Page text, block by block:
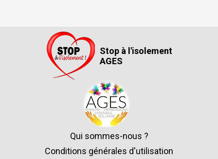
Stop à l'isolement
AGES
Qui sommes-nous ?
Conditions générales d'utilisation